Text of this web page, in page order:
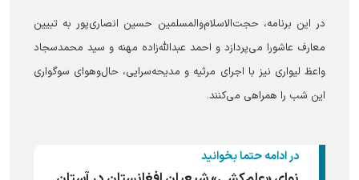
در این برنامه، حجت‌الاسلام‌والمسلمین حسین انصاری‌پور به تبیین
معارف عاشورا می‌پردازد و احمد عبدالله‌زاده مهنه و سید محمدسجاد
واعظ لیواری نیز با اجرای مرثیه و مدیحه‌سرایی، حال‌وهوای سوگواری
این شب را همراهی می‌کنند.
در ادامه حتما بخوانید